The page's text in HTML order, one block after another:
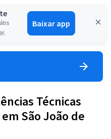
Baixar app
Entrar
Técnicas
São João de